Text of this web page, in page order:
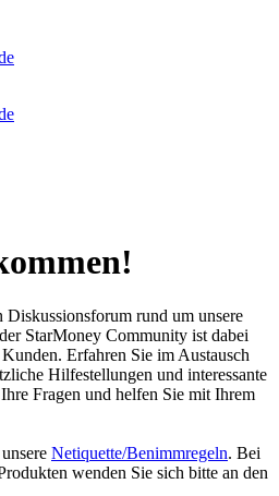
rund um unsere
StarMoney Community ist dabei
Erfahren Sie im Austausch
Hilfestellungen und interessante
Fragen und helfen Sie mit Ihrem
Netiquette/Benimmregeln. Bei
wenden Sie sich bitte an den